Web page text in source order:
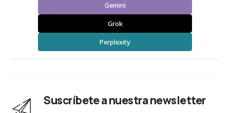
Gemini
Grok
Perplexity
Suscríbete a nuestra newsletter